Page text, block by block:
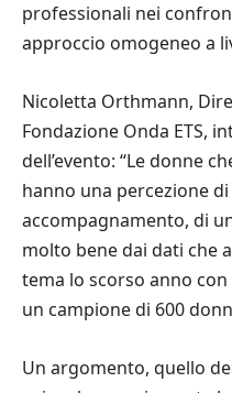
professionali nei
approccio omogeneo a
Nicoletta Orthmann,
Fondazione Onda ETS,
dell’evento: “Le donne
hanno una percezione
accompagnamento, di
molto bene dai dati che
tema lo scorso anno
un campione di 600
Un argomento, quello